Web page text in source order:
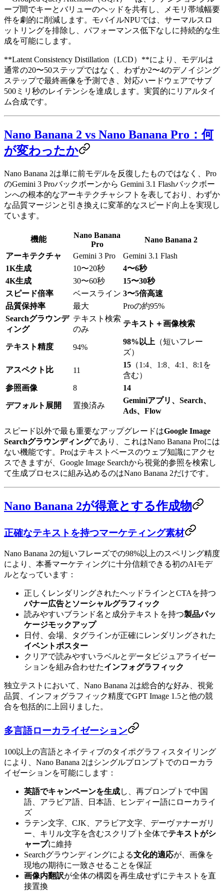
ープ間でキーとバリューのヘッドを共有し、メモリ帯域幅要
件を劇的に削減します。モバイルNPUでは、サーマルスロ
ットリングを排除し、パフォーマンス低下なしに持続的な生
成を可能にします。
**Latent Consistency Distillation（LCD）**により、モデルは
通常の20〜50ステップではなく、わずか2〜4のデノイジング
ステップで最終画像を予測でき、対応ハードウェアでサブ
500ミリ秒のレイテンシを達成します。実質的にリアルタイ
ム合成です。
Nano Banana 2 vs Nano Banana Pro：何
が変わったか
Nano Banana 2は単に前モデルを反復したものではなく、Pro
のGemini 3 Proバックボーンから Gemini 3.1 Flashバックボー
ンへの根本的なアーキテクチャシフトを表しており、わずか
な品質マージンと引き換えに変革的なスピード向上を実現し
ています。
機能
Nano Banana
Pro
Nano Banana 2
アーキテクチャ
Gemini 3 Pro
Gemini 3.1 Flash
1K生成
10〜20秒
4〜6秒
4K生成
30〜60秒
15〜30秒
スピード倍率
ベースライン 3〜5倍高速
品質保持率
最大
Proの約95%
Searchグラウンデ
ィング
テキスト検索
のみ
テキスト＋画像検索
テキスト精度 94%
98%以上 （短いフレー
ズ）
アスペクト比 11
15 （1:4、1:8、4:1、8:1を
含む）
参照画像
8 14
デフォルト展開 置換済み
Geminiアプリ、Search、
Ads、Flow
スピード以外で最も重要なアップグレードはGoogle Image
Searchグラウンディングであり、これはNano Banana Proには
ない機能です。Proはテキストベースのウェブ知識にアクセ
スできますが、Google Image Searchから視覚的参照を検索し
て生成プロセスに組み込めるのはNano Banana 2だけです。
Nano Banana 2が得意とする作成物
正確なテキストを持つマーケティング素材
Nano Banana 2の短いフレーズでの98%以上のスペリング精度
により、本番マーケティングに十分信頼できる初のAIモデ
ルとなっています：
正しくレンダリングされたヘッドラインとCTAを持つ
バナー広告とソーシャルグラフィック
読みやすいブランド名と成分テキストを持つ製品パッ
ケージモックアップ
日付、会場、タグラインが正確にレンダリングされた
イベントポスター
クリアで読みやすいラベルとデータビジュアライゼー
ションを組み合わせたインフォグラフィック
独立テストにおいて、Nano Banana 2は総合的な好み、視覚
品質、インフォグラフィック精度でGPT Image 1.5と他の競
合を包括的に上回りました。
多言語ローカライゼーション
100以上の言語とネイティブのタイポグラフィスタイリング
により、Nano Banana 2はシングルプロンプトでのローカラ
イゼーションを可能にします：
英語でキャンペーンを生成し、再プロンプトで中国
語、アラビア語、日本語、ヒンディー語にローカライ
ズ
ラテン文字、CJK、アラビア文字、デーヴァナーガリ
ー、キリル文字を含むスクリプト全体でテキストがシ
ャープに維持
Searchグラウンディングによる文化的適応が、画像を
現地の期待に一致させることを保証
画像内翻訳が全体の構図を再生成せずにテキストを直
接置換